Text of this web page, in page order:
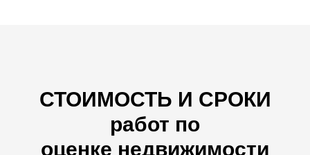
СТОИМОСТЬ И СРОКИ
работ по
оценке недвижимости